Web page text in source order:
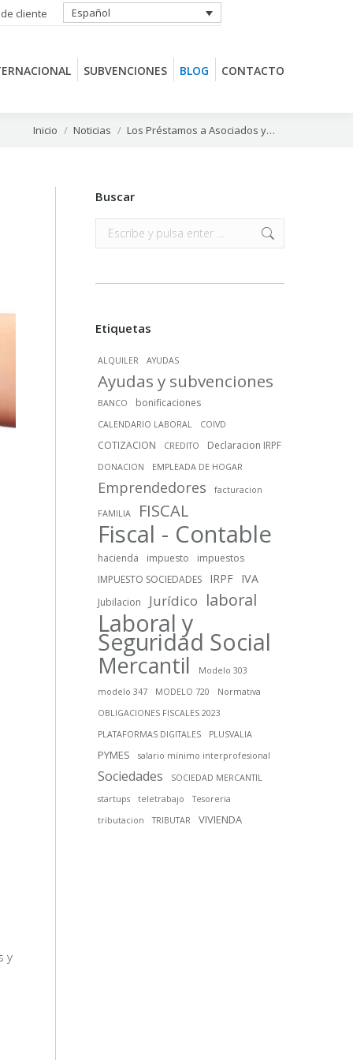
cliente Español
SUBVENCIONES BLOG CONTACTO
Estás aquí:
Inicio Noticias Los Préstamos a Asociados y…
y
Buscar
Buscar:
Etiquetas
ALQUILER AYUDAS
Ayudas y subvenciones
BANCO bonificaciones
CALENDARIO LABORAL COIVD
COTIZACION CREDITO Declaracion IRPF
DONACION EMPLEADA DE HOGAR
Emprendedores facturacion
FAMILIA FISCAL
Fiscal - Contable
hacienda impuesto
impuestos
IMPUESTO SOCIEDADES
IRPF IVA
Jubilacion Jurídico laboral
Laboral y
Seguridad Social
Mercantil
Modelo 303
modelo 347
MODELO 720
Normativa
OBLIGACIONES FISCALES 2023
PLATAFORMAS DIGITALES
PLUSVALIA
PYMES salario mínimo interprofesional
Sociedades
SOCIEDAD MERCANTIL
startups
teletrabajo
Tesoreria
tributacion
TRIBUTAR VIVIENDA